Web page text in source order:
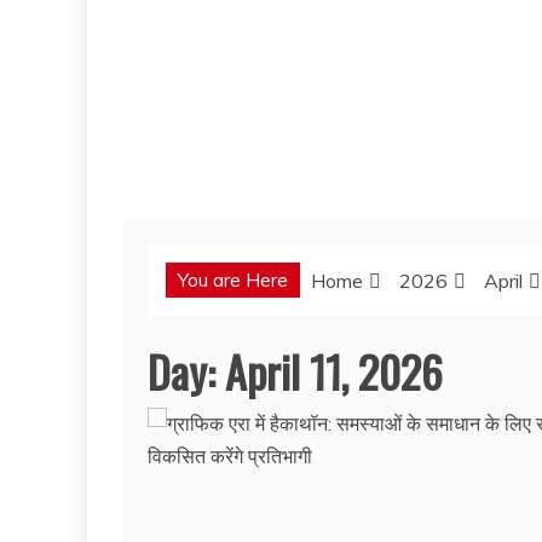
You are Here Home 2026 April
Day:April 11, 2026